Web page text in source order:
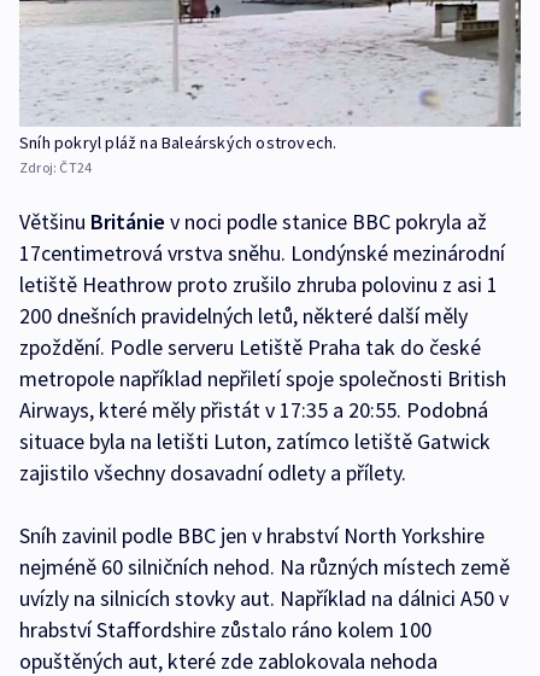
Sníh pokryl pláž na Baleárských ostrovech.
Zdroj: ČT24
Většinu Británie v noci podle stanice BBC pokryla až
17centimetrová vrstva sněhu. Londýnské mezinárodní
letiště Heathrow proto zrušilo zhruba polovinu z asi 1
200 dnešních pravidelných letů, některé další měly
zpoždění. Podle serveru Letiště Praha tak do české
metropole například nepřiletí spoje společnosti British
Airways, které měly přistát v 17:35 a 20:55. Podobná
situace byla na letišti Luton, zatímco letiště Gatwick
zajistilo všechny dosavadní odlety a přílety.
Sníh zavinil podle BBC jen v hrabství North Yorkshire
nejméně 60 silničních nehod. Na různých místech země
uvízly na silnicích stovky aut. Například na dálnici A50 v
hrabství Staffordshire zůstalo ráno kolem 100
opuštěných aut, které zde zablokovala nehoda